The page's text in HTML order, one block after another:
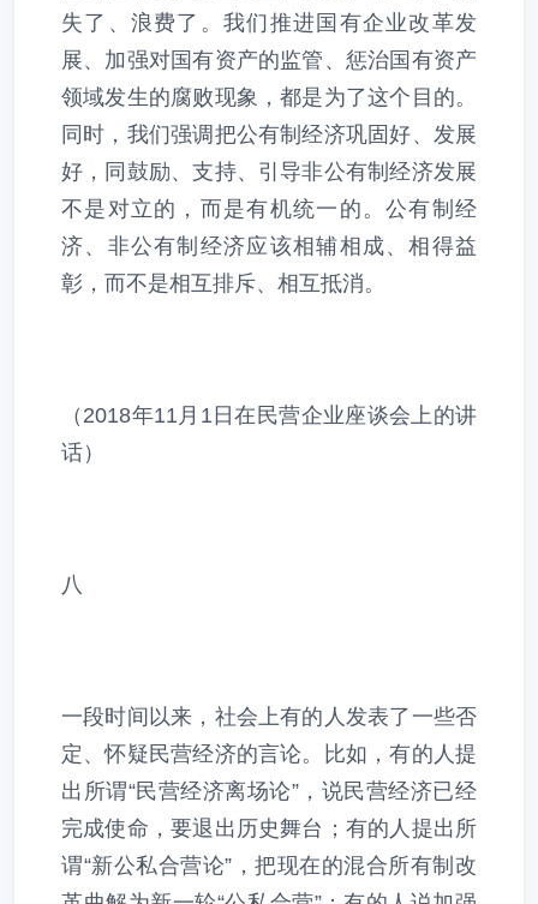
失了、浪费了。我们推进国有企业改革发
展、加强对国有资产的监管、惩治国有资产
领域发生的腐败现象，都是为了这个目的。
同时，我们强调把公有制经济巩固好、发展
好，同鼓励、支持、引导非公有制经济发展
不是对立的，而是有机统一的。公有制经
济、非公有制经济应该相辅相成、相得益
彰，而不是相互排斥、相互抵消。
（2018年11月1日在民营企业座谈会上的讲
话）
八
一段时间以来，社会上有的人发表了一些否
定、怀疑民营经济的言论。比如，有的人提
出所谓“民营经济离场论”，说民营经济已经
完成使命，要退出历史舞台；有的人提出所
谓“新公私合营论”，把现在的混合所有制改